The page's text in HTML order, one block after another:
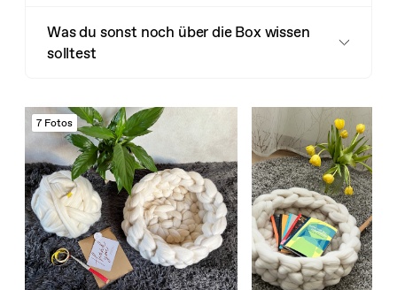
Was du sonst noch über die Box wissen
solltest
7 Fotos